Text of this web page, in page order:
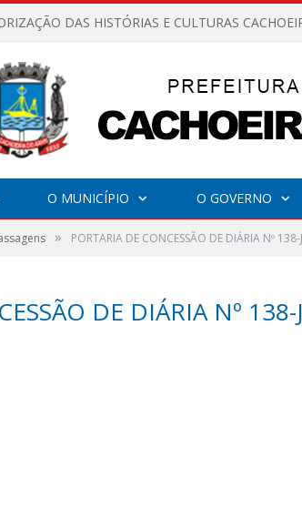
DAS HISTÓRIAS E CULTURAS
O MUNICÍPIO O GOVERNO
» PORTARIA DE CONCESSÃO DE DIÁRIA Nº 138-J
DE DIÁRIA Nº 138-J